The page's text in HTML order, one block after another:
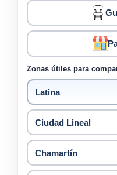
Zonas útiles para
Latina
Ciudad Lineal
Chamartín